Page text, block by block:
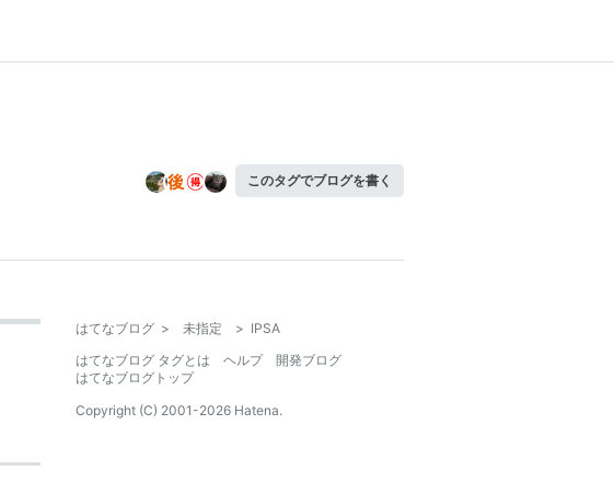
このタグでブログを書く
はてなブログ > 未指定 > IPSA
はてなブログ タグとは
ヘルプ
開発ブログ
はてなブログトップ
Copyright (C) 2001-2026 Hatena.